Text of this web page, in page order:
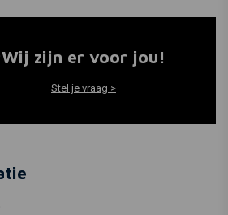
Wij zijn er voor jou!
Stel je vraag >